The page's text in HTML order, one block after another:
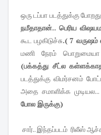
ஒரு டப்பா படத்துக்கு
நமீதாதான்.. பெரிய
கூட பழகிடுச்சு.( 7
மணி நேரம் பொறுமையா
(பக்கத்து சீட்ல
படத்துக்கு விமர்சனம்
அதை சமாளிக்க முடியல...
போல இருக்கு)
சார்.. இந்தப்படம் ரிலீஸ்